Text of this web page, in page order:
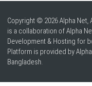
Copyright © 2026 Alpha Net,
is a collaboration of Alpha
Development & Hosting for
Platform is provided by
Bangladesh.